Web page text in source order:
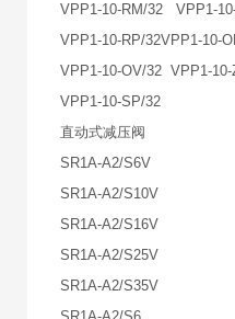
VPP1-10-RM/32 VPP1-
VPP1-10-RP/32VPP1-10-
VPP1-10-OV/32 VPP1-10-
VPP1-10-SP/32
直动式减压阀
SR1A-A2/S6V
SR1A-A2/S10V
SR1A-A2/S16V
SR1A-A2/S25V
SR1A-A2/S35V